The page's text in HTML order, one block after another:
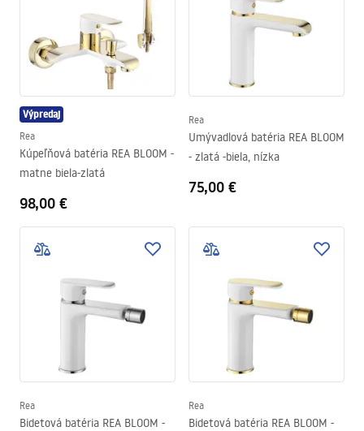
Výpredaj
Rea
Kúpeľňová batéria REA BLOOM -
matne biela-zlatá
98,00 €
Rea
Umývadlová batéria REA BLOOM
- zlatá -biela, nízka
75,00 €
Rea
Bidetová batéria REA BLOOM -
Rea
Bidetová batéria REA BLOOM -